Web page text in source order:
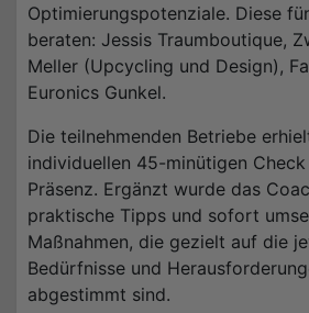
Optimierungspotenziale. Diese
beraten: Jessis Traumboutique,
Meller (Upcycling und Design),
Euronics Gunkel.
Die teilnehmenden Betriebe
individuellen 45-minütigen
Präsenz. Ergänzt wurde das
praktische Tipps und sofort
Maßnahmen, die gezielt auf die
Bedürfnisse und
abgestimmt sind.